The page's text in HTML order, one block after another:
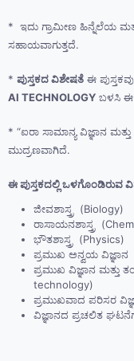
* ಇದು ಗ್ರಾಮೀಣ ಹಿನ್ನೆಲೆಯ
ಸಹಾಯವಾಗುತ್ತದೆ.
* ಪುಸ್ತಕದ ವಿಶೇಷತೆ ಈ
AI TECHNOLOGY ಬಳಸಿ ಈ
* “ಐರಾ ಸಾಮಾನ್ಯ ವಿಜ್ಞಾನ
ಮುದ್ರಣವಾಗಿದೆ.
ಈ ಪುಸ್ತಕದಲ್ಲಿ ಒಳಗೊಂಡಿರುವ
ಜೀವಶಾಸ್ತ್ರ (Biology)
ರಾಸಾಯನಶಾಸ್ತ್ರ
ಭೌತಶಾಸ್ತ್ರ (Physics)
ಪ್ರಮುಖ ಅನ್ವಯ ವಿಜ್ಞಾನ
ಪ್ರಮುಖ ವಿಜ್ಞಾನ ಮತ್ತು
technology)
ಪ್ರಮುಖವಾದ ಪರಿಸರ
ವಿಜ್ಞಾನದ ಪ್ರಚಲಿತ